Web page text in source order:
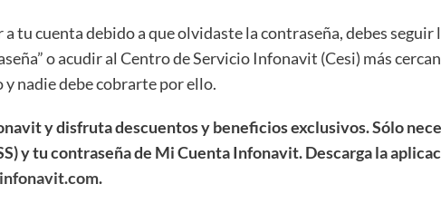
tu cuenta debido a que olvidaste la contraseña, debes seguir
o acudir al Centro de Servicio Infonavit (Cesi) más
nadie debe cobrarte por ello.
y disfruta descuentos y beneficios exclusivos. Sólo
y tu contraseña de Mi Cuenta Infonavit. Descarga la
.